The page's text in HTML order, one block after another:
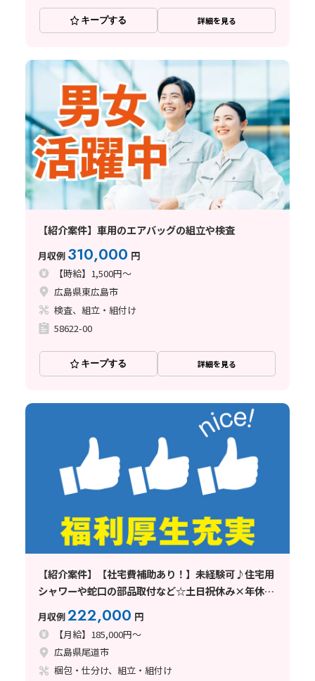
キープする 詳細を見る
【紹介案件】車用のエアバッグの組立や検査
月収例 310,000 円
【時給】1,500円～
広島県東広島市
検査、組立・組付け
58622-00
キープする 詳細を見る
【紹介案件】【社宅費補助あり！】未経験可♪住宅用
シャワーや蛇口の部品取付など☆土日祝休み×年休
126日◎
月収例222,000 円
【月給】185,000円～
広島県尾道市
梱包・仕分け、組立・組付け